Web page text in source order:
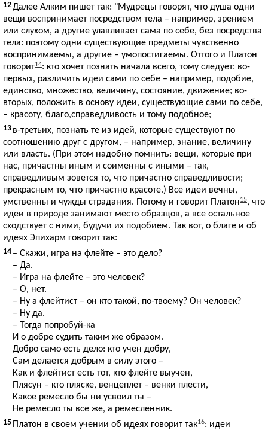
12Далее Алким пишет так: "Мудрецы говорят, что душа одни
вещи воспринимает посредством тела – например, зрением
или слухом, а другие улавливает сама по себе, без посредства
тела: поэтому одни существующие предметы чувственно
воспринимаемы, а другие – умопостигаемы. Оттого и Платон
говорит14: кто хочет познать начала всего, тому следует: во-
первых, различить идеи сами по себе – например, подобие,
единство, множество, величину, состояние, движение; во-
вторых, положить в основу идеи, существующие сами по себе,
– красоту, благо,справедливость и тому подобное;
13 в-третьих, познать те из идей, которые существуют по
соотношению друг с другом, – например, знание, величину
или власть. (При этом надобно помнить: вещи, которые при
нас, причастны иным и соименны с иными – так,
справедливым зовется то, что причастно справедливости;
прекрасным то, что причастно красоте.) Все идеи вечны,
умственны и чужды страдания. Потому и говорит Платон15, что
идеи в природе занимают место образцов, а все остальное
сходствует с ними, будучи их подобием. Так вот, о благе и об
идеях Эпихарм говорит так:
14 – Скажи, игра на флейте – это дело?
– Да.
– Игра на флейте – это человек?
– О, нет.
– Ну а флейтист – он кто такой, по-твоему? Он человек?
– Ну да.
– Тогда попробуй-ка
И о добре судить таким же образом.
Добро само есть дело: кто учен добру,
Сам делается добрым в силу этого –
Как и флейтист есть тот, кто флейте выучен,
Плясун – кто пляске, венцеплет – венки плести,
Какое ремесло бы ни усвоил ты –
Не ремесло ты все же, а ремесленник.
15 Платон в своем учении об идеях говорит так16: идеи